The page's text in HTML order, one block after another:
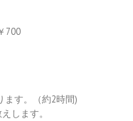
700
ます。（約2時間)
します。